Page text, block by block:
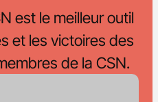
est le meilleur outil
et les victoires des
de la CSN.